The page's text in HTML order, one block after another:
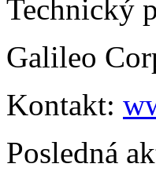
Technický
Galileo
Kontakt:
Posledná